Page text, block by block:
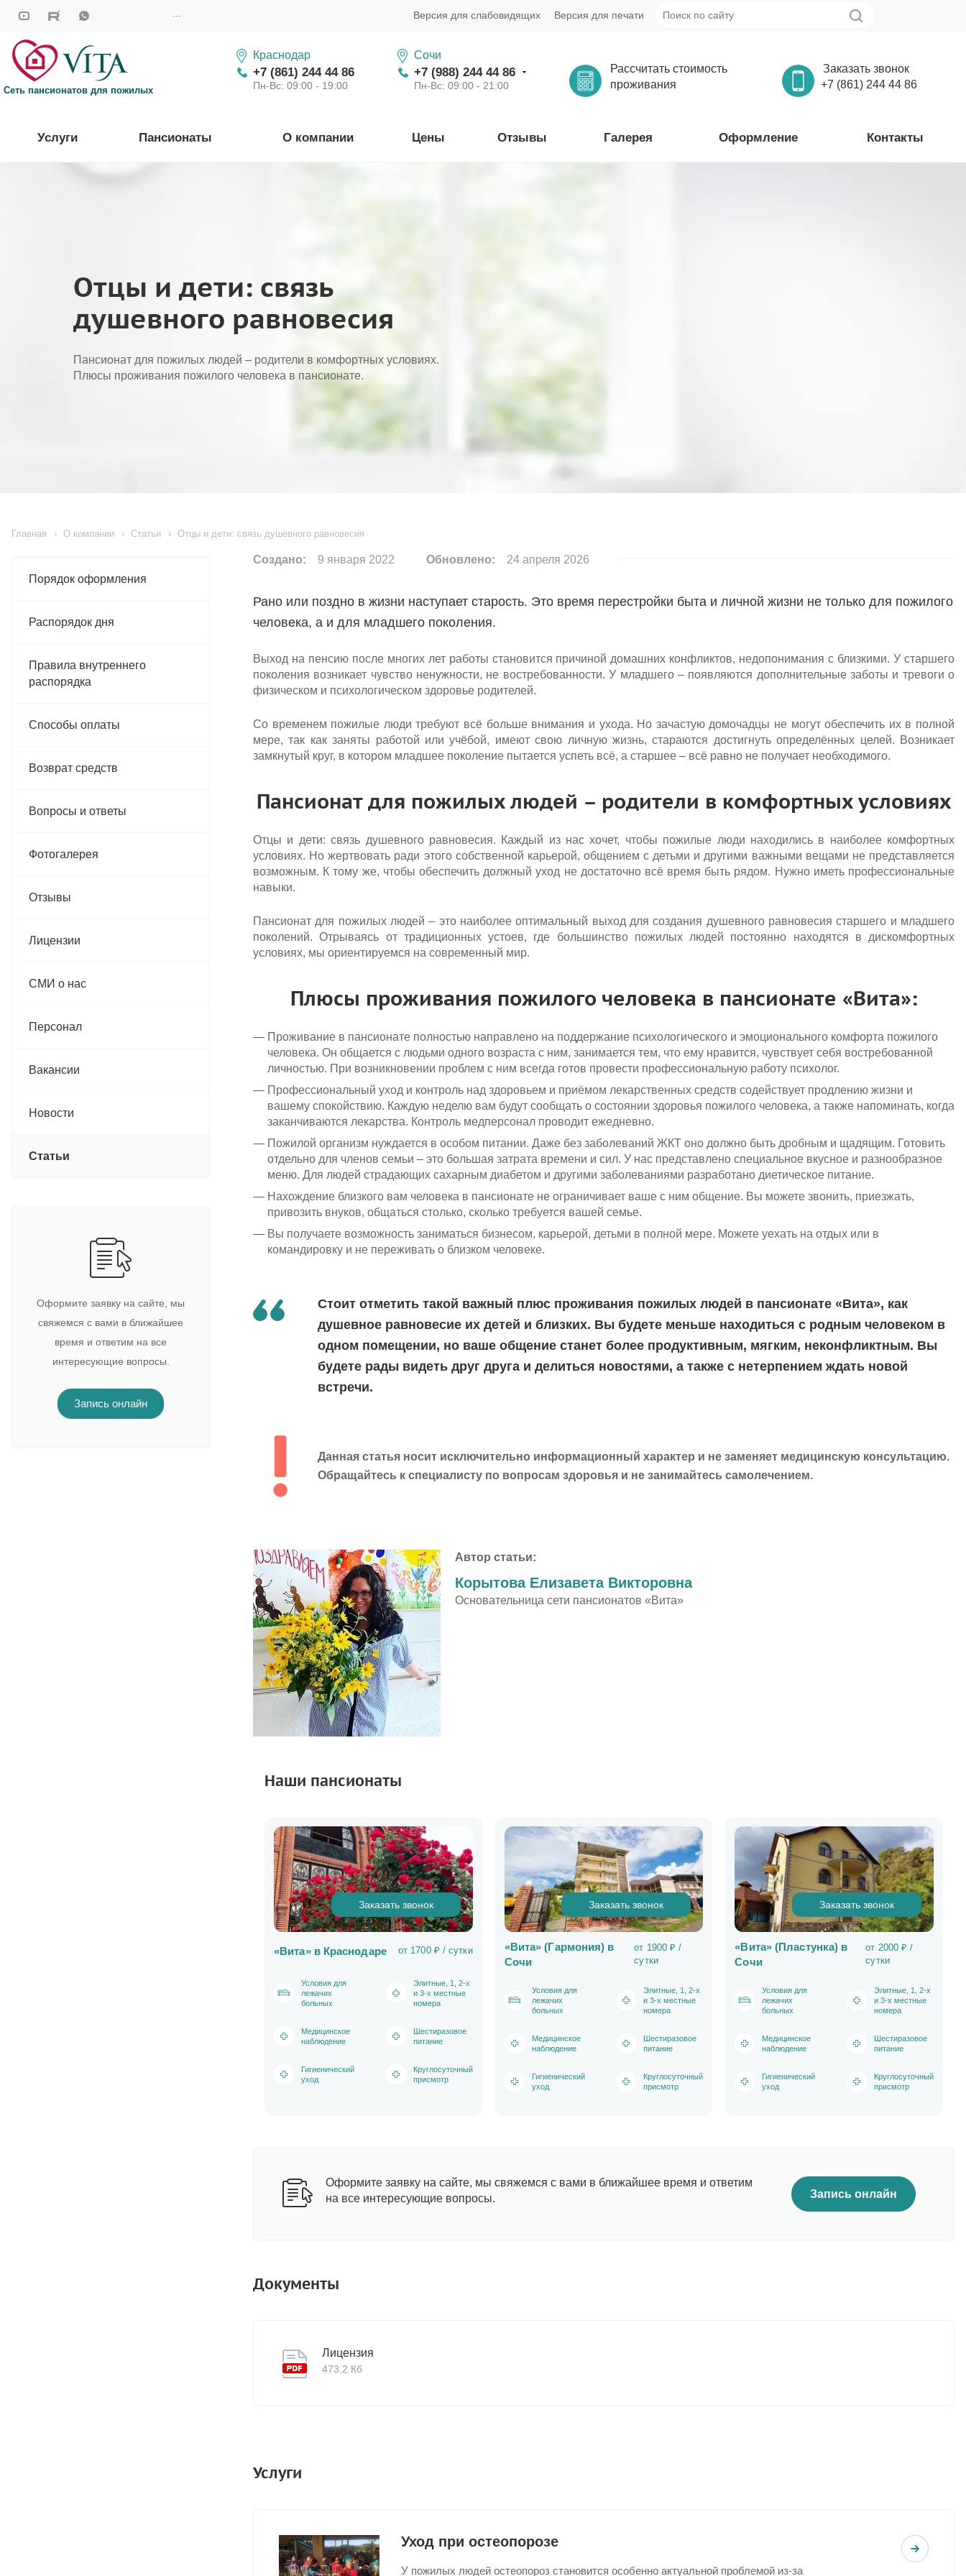
Версия для слабовидящих Версия для печати
Сеть пансионатов для пожилых
Краснодар
+7 (861) 244 44 86
Пн-Вс: 09:00 - 19:00
Сочи
+7 (988) 244 44 86
Пн-Вс: 09:00 - 21:00
Рассчитать стоимость
проживания
Заказать звонок
+7 (861) 244 44 86
Услуги Пансионаты О компании Цены Отзывы Галерея Оформление Контакты
Отцы и дети: связь
душевного равновесия
Пансионат для пожилых людей – родители в комфортных условиях.
Плюсы проживания пожилого человека в пансионате.
Главная О компании Статьи Отцы и дети: связь душевного равновесия
Порядок оформления
Распорядок дня
Правила внутреннего
распорядка
Способы оплаты
Возврат средств
Вопросы и ответы
Фотогалерея
Отзывы
Лицензии
СМИ о нас
Персонал
Вакансии
Новости
Статьи
Оформите заявку на сайте, мы
свяжемся с вами в ближайшее
время и ответим на все
интересующие вопросы.
Запись онлайн
Создано: 9 января 2022 Обновлено: 24 апреля 2026
Рано или поздно в жизни наступает старость. Это время перестройки быта и личной жизни не только для пожилого
человека, а и для младшего поколения.
Выход на пенсию после многих лет работы становится причиной домашних конфликтов, недопонимания с близкими. У старшего
поколения возникает чувство ненужности, не востребованности. У младшего – появляются дополнительные заботы и тревоги о
физическом и психологическом здоровье родителей.
Со временем пожилые люди требуют всё больше внимания и ухода. Но зачастую домочадцы не могут обеспечить их в полной
мере, так как заняты работой или учёбой, имеют свою личную жизнь, стараются достигнуть определённых целей. Возникает
замкнутый круг, в котором младшее поколение пытается успеть всё, а старшее – всё равно не получает необходимого.
Пансионат для пожилых людей – родители в комфортных условиях
Отцы и дети: связь душевного равновесия. Каждый из нас хочет, чтобы пожилые люди находились в наиболее комфортных
условиях. Но жертвовать ради этого собственной карьерой, общением с детьми и другими важными вещами не представляется
возможным. К тому же, чтобы обеспечить должный уход не достаточно всё время быть рядом. Нужно иметь профессиональные
навыки.
Пансионат для пожилых людей – это наиболее оптимальный выход для создания душевного равновесия старшего и младшего
поколений. Отрываясь от традиционных устоев, где большинство пожилых людей постоянно находятся в дискомфортных
условиях, мы ориентируемся на современный мир.
Плюсы проживания пожилого человека в пансионате «Вита»:
Проживание в пансионате полностью направлено на поддержание психологического и эмоционального комфорта пожилого
человека. Он общается с людьми одного возраста с ним, занимается тем, что ему нравится, чувствует себя востребованной
личностью. При возникновении проблем с ним всегда готов провести профессиональную работу психолог.
Профессиональный уход и контроль над здоровьем и приёмом лекарственных средств содействует продлению жизни и
вашему спокойствию. Каждую неделю вам будут сообщать о состоянии здоровья пожилого человека, а также напоминать, когда
заканчиваются лекарства. Контроль медперсонал проводит ежедневно.
Пожилой организм нуждается в особом питании. Даже без заболеваний ЖКТ оно должно быть дробным и щадящим. Готовить
отдельно для членов семьи – это большая затрата времени и сил. У нас представлено специальное вкусное и разнообразное
меню. Для людей страдающих сахарным диабетом и другими заболеваниями разработано диетическое питание.
Нахождение близкого вам человека в пансионате не ограничивает ваше с ним общение. Вы можете звонить, приезжать,
привозить внуков, общаться столько, сколько требуется вашей семье.
Вы получаете возможность заниматься бизнесом, карьерой, детьми в полной мере. Можете уехать на отдых или в
командировку и не переживать о близком человеке.
Стоит отметить такой важный плюс проживания пожилых людей в пансионате «Вита», как
душевное равновесие их детей и близких. Вы будете меньше находиться с родным человеком в
одном помещении, но ваше общение станет более продуктивным, мягким, неконфликтным. Вы
будете рады видеть друг друга и делиться новостями, а также с нетерпением ждать новой
встречи.
Данная статья носит исключительно информационный характер и не заменяет медицинскую консультацию.
Обращайтесь к специалисту по вопросам здоровья и не занимайтесь самолечением.
Автор статьи:
Корытова Елизавета Викторовна
Основательница сети пансионатов «Вита»
Наши пансионаты
Заказать звонок
«Вита» в Краснодаре от 1700 ₽ / сутки
Условия для
лежачих
больных
Элитные, 1, 2-х
и 3-х местные
номера
Медицинское
наблюдение
Шестиразовое
питание
Гигиенический
уход
Круглосуточный
присмотр
Заказать звонок
«Вита» (Гармония) в
Сочи
от 1900 ₽ /
сутки
Условия для
лежачих
больных
Элитные, 1, 2-х
и 3-х местные
номера
Медицинское
наблюдение
Шестиразовое
питание
Гигиенический
уход
Круглосуточный
присмотр
Заказать звонок
«Вита» (Пластунка) в
Сочи
от 2000 ₽ /
сутки
Условия для
лежачих
больных
Элитные, 1, 2-х
и 3-х местные
номера
Медицинское
наблюдение
Шестиразовое
питание
Гигиенический
уход
Круглосуточный
присмотр
Оформите заявку на сайте, мы свяжемся с вами в ближайшее время и ответим
на все интересующие вопросы.
Запись онлайн
Документы
Лицензия
473.2 Кб
Услуги
Уход при остеопорозе
У пожилых людей остеопороз становится особенно актуальной проблемой из-за